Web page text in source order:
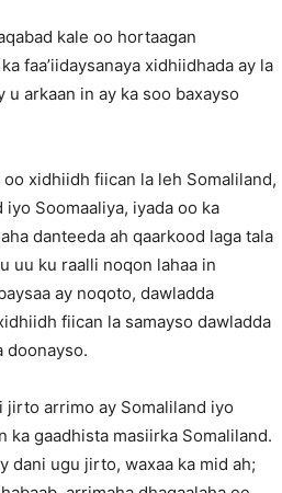
kale oo hortaagan
faa’iidaysanaya xidhiidhada ay la
arkaan in ay ka soo baxayso
oo xidhiidh fiican la leh Somaliland,
Soomaaliya, iyada oo ka
danteeda ah qaarkood laga tala
uu ku raalli noqon lahaa in
ay noqoto, dawladda
fiican la samayso dawladda
doonayso.
jirto arrimo ay Somaliland iyo
ka gaadhista masiirka Somaliland.
dani ugu jirto, waxaa ka mid ah;